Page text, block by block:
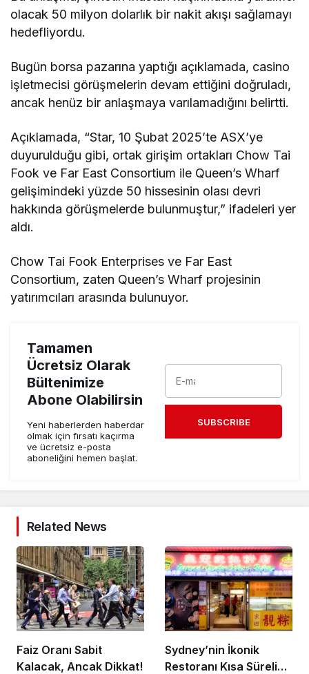
olacak 50 milyon dolarlık bir nakit akışı sağlamayı
hedefliyordu.
Bugün borsa pazarına yaptığı açıklamada, casino
işletmecisi görüşmelerin devam ettiğini doğruladı,
ancak henüz bir anlaşmaya varılamadığını belirtti.
Açıklamada, “Star, 10 Şubat 2025’te ASX’ye
duyurulduğu gibi, ortak girişim ortakları Chow Tai
Fook ve Far East Consortium ile Queen’s Wharf
gelişimindeki yüzde 50 hissesinin olası devri
hakkında görüşmelerde bulunmuştur,” ifadeleri yer
aldı.
Chow Tai Fook Enterprises ve Far East
Consortium, zaten Queen’s Wharf projesinin
yatırımcıları arasında bulunuyor.
Tamamen
Ücretsiz Olarak
Bültenimize
Abone Olabilirsin
Yeni haberlerden haberdar
olmak için fırsatı kaçırma
ve ücretsiz e-posta
aboneliğini hemen başlat.
SUBSCRIBE
Related News
Faiz Oranı Sabit
Kalacak, Ancak Dikkat!
Sydney’nin İkonik
Restoranı Kısa Süreli